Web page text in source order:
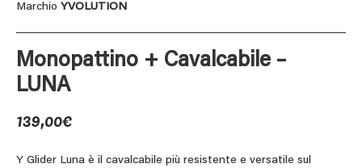
Marchio YVOLUTION
Monopattino + Cavalcabile –
LUNA
139,00€
Y Glider Luna è il cavalcabile più resistente e versatile sul